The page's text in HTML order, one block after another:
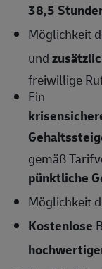
38,5
Möglichkeit
und
freiwillige
Ein
gemäß
pünktliche
Möglichkeit
Kostenlose